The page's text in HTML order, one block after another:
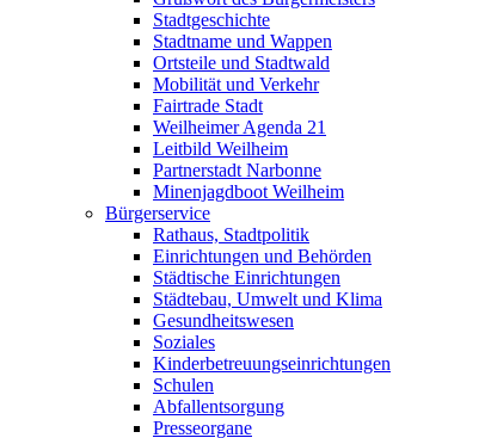
Stadtgeschichte
Stadtname und Wappen
Ortsteile und Stadtwald
Mobilität und Verkehr
Fairtrade Stadt
Weilheimer Agenda 21
Leitbild Weilheim
Partnerstadt Narbonne
Minenjagdboot Weilheim
Bürgerservice
Rathaus, Stadtpolitik
Einrichtungen und Behörden
Städtische Einrichtungen
Städtebau, Umwelt und Klima
Gesundheitswesen
Soziales
Kinderbetreuungseinrichtungen
Schulen
Abfallentsorgung
Presseorgane